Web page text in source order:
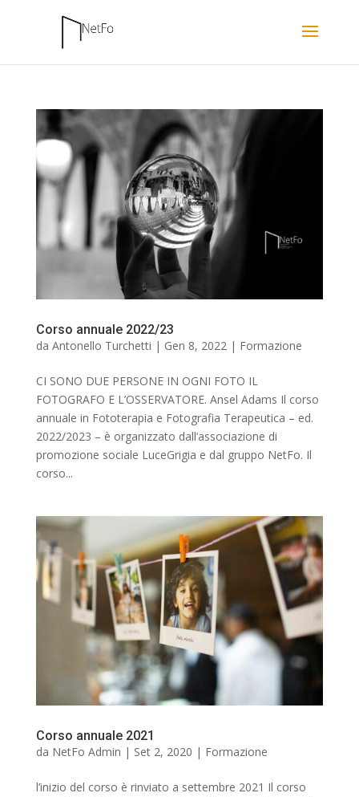
Corso annuale 2022/23
da Antonello Turchetti | Gen 8, 2022 | Formazione
CI SONO DUE PERSONE IN OGNI FOTO IL
FOTOGRAFO E L’OSSERVATORE. Ansel Adams Il corso
annuale in Fototerapia e Fotografia Terapeutica – ed.
2022/2023 – è organizzato dall’associazione di
promozione sociale LuceGrigia e dal gruppo NetFo. Il
corso...
Corso annuale 2021
da NetFo Admin | Set 2, 2020 | Formazione
l’inizio del corso è rinviato a settembre 2021 Il corso